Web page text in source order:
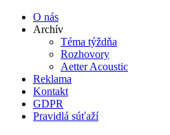
O nás
Archív
Téma týždňa
Rozhovory
Aetter Acoustic
Reklama
Kontakt
GDPR
Pravidlá súťaží